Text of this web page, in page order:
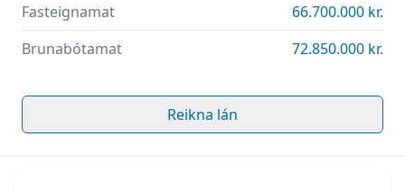
Fasteignamat
66.700.000 kr.
Brunabótamat
72.850.000 kr.
Reikna lán